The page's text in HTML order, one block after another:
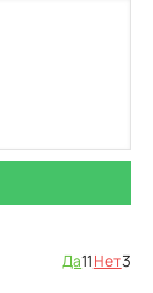
Да11Нет3